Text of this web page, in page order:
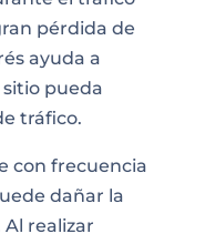
pérdida de
ayuda a
pueda
tráfico.
con frecuencia
dañar la
realizar